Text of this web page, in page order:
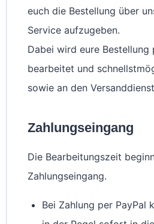
euch die Bestellung über
Service aufzugeben.
Dabei wird eure Bestellung
bearbeitet und
sowie an den
Zahlungseingang
Die Bearbeitungszeit
Zahlungseingang.
Bei Zahlung per PayPal